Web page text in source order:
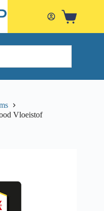
Shopping
Vloeistof